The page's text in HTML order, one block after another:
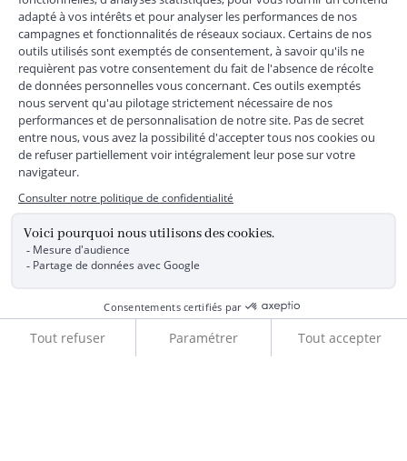
Ajouter au panier
MENTIONS LÉGALES|CGU |CGV|COOKIES|
DONNÉES PERSONNELLES
*Livraison express gratuite en point relais dès 59 € et à domicile dès 150
€ vers la France Métropolitaine
Les données collectées par la société JACADI, responsable
du traitement, sont nécessaires à l'envoi de newsletters, à la
création de compte, pour le traitement, le suivi et la livraison
de votre commande, ainsi que pour le suivi de votre
Règlement Européen 2016/679 du 27 avril 2016 sur la
protection des données personnelles, vous bénéficiez d'un
rectification, d'opposition, d'effacement, de portabilité ou de
limitation aux traitements de données vous concernant.
Vous pouvez exercer vos droits en écrivant à JACADI –